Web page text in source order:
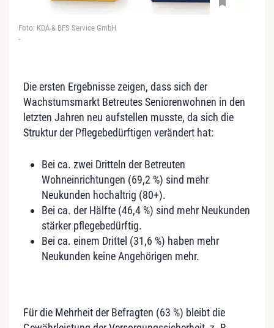
Foto: KDA & BFS Service GmbH
-
Die ersten Ergebnisse zeigen, dass sich der
Wachstumsmarkt Betreutes Seniorenwohnen in den
letzten Jahren neu aufstellen musste, da sich die
Struktur der Pflegebedürftigen verändert hat:
Bei ca. zwei Dritteln der Betreuten
Wohneinrichtungen (69,2 %) sind mehr
Neukunden hochaltrig (80+).
Bei ca. der Hälfte (46,4 %) sind mehr Neukunden
stärker pflegebedürftig.
Bei ca. einem Drittel (31,6 %) haben mehr
Neukunden keine Angehörigen mehr.
Für die Mehrheit der Befragten (63 %) bleibt die